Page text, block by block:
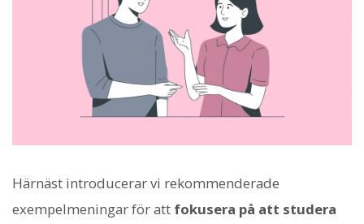
Härnäst introducerar vi rekommenderade
exempelmeningar för att fokusera på att studera